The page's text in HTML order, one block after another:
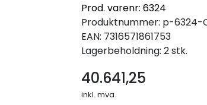
Prod. varenr: 6324
Produktnummer: p-6324-
EAN: 7316571861753
Lagerbeholdning: 2 stk.
40.641,25
inkl. mva.